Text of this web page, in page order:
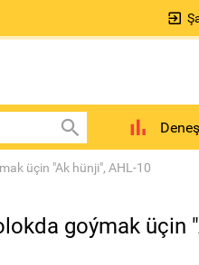
üçin "Ak hünji", AHL-10
goýmak üçin